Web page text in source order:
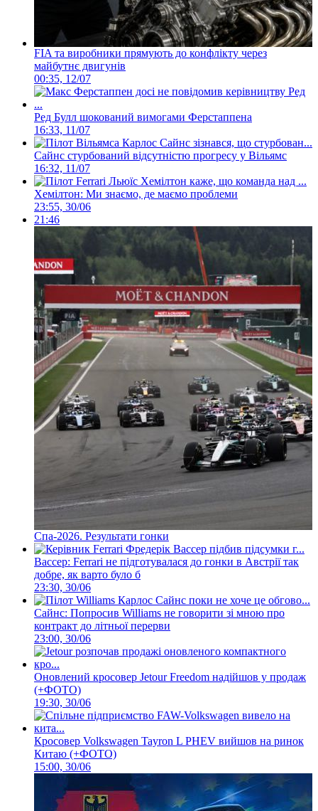
FIA та виробники прямують до конфлікту через
майбутнє двигунів
00:35, 12/07
Ред Булл шокований вимогами Ферстаппена
16:33, 11/07
Сайнс стурбований відсутністю прогресу у Вільямс
16:32, 11/07
Хемілтон: Ми знаємо, де маємо проблеми
23:55, 30/06
21:46
Спа-2026. Результати гонки
Вассер: Ferrari не підготувалася до гонки в Австрії так
добре, як варто було б
23:30, 30/06
Сайнс: Попросив Williams не говорити зі мною про
контракт до літньої перерви
23:00, 30/06
Оновлений кросовер Jetour Freedom надійшов у продаж
(+ФОТО)
19:30, 30/06
Кросовер Volkswagen Tayron L PHEV вийшов на ринок
Китаю (+ФОТО)
15:00, 30/06